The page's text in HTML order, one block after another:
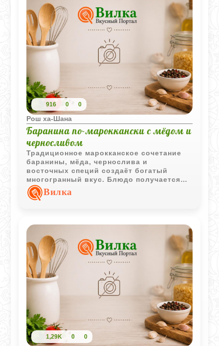
916 0 0
Рош ха-Шана
Баранина по-мароккански с мёдом и
черносливом
Традиционное марокканское сочетание
баранины, мёда, чернослива и
восточных специй создаёт богатый
многогранный вкус. Блюдо получается
ароматным, с мягким мясом и
характерными сладко-пряными нотками.
Вилка
1,29K 0 0